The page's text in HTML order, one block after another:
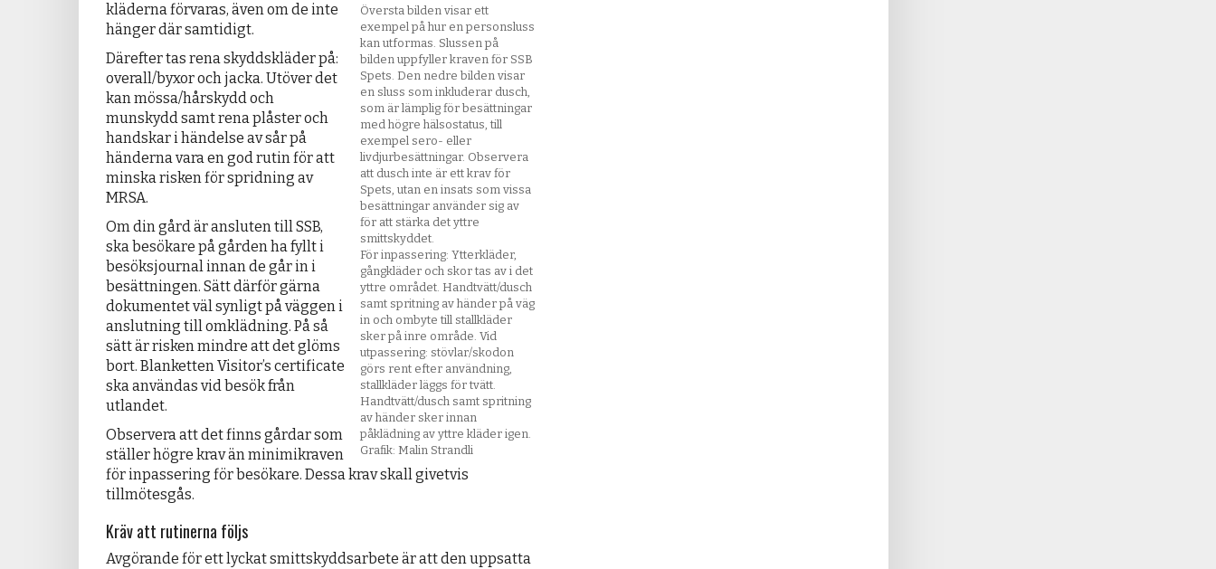
Översta bilden visar ett
exempel på hur en personsluss
kan utformas. Slussen på
bilden uppfyller kraven för SSB
Spets. Den nedre bilden visar
en sluss som inkluderar dusch,
som är lämplig för besättningar
med högre hälsostatus, till
exempel sero- eller
livdjurbesättningar. Observera
att dusch inte är ett krav för
Spets, utan en insats som vissa
besättningar använder sig av
för att stärka det yttre
smittskyddet.
För inpassering: Ytterkläder,
gångkläder och skor tas av i det
yttre området. Handtvätt/dusch
samt spritning av händer på väg
in och ombyte till stallkläder
sker på inre område. Vid
utpassering: stövlar/skodon
görs rent efter användning,
stallkläder läggs för tvätt.
Handtvätt/dusch samt spritning
av händer sker innan
påklädning av yttre kläder igen.
Grafik: Malin Strandli
kläderna förvaras, även om de inte
hänger där samtidigt.
Därefter tas rena skyddskläder på:
overall/byxor och jacka. Utöver det
kan mössa/hårskydd och
munskydd samt rena plåster och
handskar i händelse av sår på
händerna vara en god rutin för att
minska risken för spridning av
MRSA.
Om din gård är ansluten till SSB,
ska besökare på gården ha fyllt i
besöksjournal innan de går in i
besättningen. Sätt därför gärna
dokumentet väl synligt på väggen i
anslutning till omklädning. På så
sätt är risken mindre att det glöms
bort. Blanketten Visitor’s certificate
ska användas vid besök från
utlandet.
Observera att det finns gårdar som
ställer högre krav än minimikraven
för inpassering för besökare. Dessa krav skall givetvis
tillmötesgås.
Kräv att rutinerna följs
Avgörande för ett lyckat smittskyddsarbete är att den uppsatta